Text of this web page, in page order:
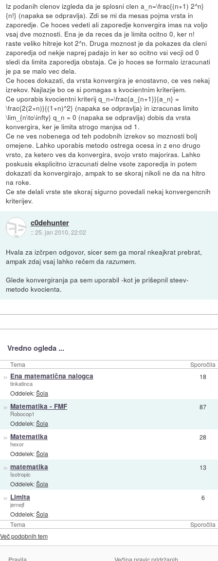
Iz podanih clenov izgleda da je splosni clena_n=\frac{(n+1) 2^n}
{n!} (napaka se odpravlja). Zdi se mi da mesas pojma vrsta in
zaporedje. Ce hoces vedeti ali zaporedje konvergira imas na voljo
vsaj dve moznosti. Ena je da reces da je limita ocitno 0, ker n!
raste veliko hitreje kot 2^n. Druga moznost je da pokazes da cleni
zaporedja od nekje naprej padajo in ker so ocitno vsi vecji od 0
sledi da limita zaporedja obstaja. Ce jo hoces se formalo izracunati
je pa se malo vec dela.
Ce hoces dokazati, da vrsta konvergira je enostavno, ce ves nekaj
izrekov. Najlazje bo ce si pomagas s kvocientnim kriterijem.
Ce uporabis kvocientni kriterijq_n=\frac{a_{n+1}}{a_n} =
\frac{2(2+n)}{(1+n)^2} (napaka se odpravlja) in izracunas limito
\lim_{n\to\infty} q_n = 0 (napaka se odpravlja) dobis da vrsta
konvergira, ker je limita strogo manjsa od 1.
Ce ne ves nobenega od teh podobnih izrekov so moznosti bolj
omejene. Lahko uporabis metodo ostrega ocesa in z eno drugo
vrsto, za ketero ves da konvergira, svojo vrsto majoriras. Lahko
poskusis eksplicitno izracunati delne vsote zaporedja in potem
dokazati da konvergirajo, ampak to se skoraj nikoli ne da na hitro
na roke.
Ce ste delali vrste ste skoraj sigurno povedali nekaj konvergencnih
kriterijev.
c0dehunter
::25. jan 2010, 22:02
Hvala za izčrpen odgovor, sicer sem ga moral nkeajkrat prebrat,
ampak zdaj vsaj lahko rečem darazumem.
Glede konvergiranja pa sem uporabil -kot je prišepnil steev-
metodo kvocienta.
Vredno ogleda ...
Tema Sporočila
Tema Sporočila
» Ena matematična nalogca
tinkatinca
Oddelek:Šola
18
» Matematika - FMF
Robocop1
Oddelek:Šola
87
» Matematika
hexor
Oddelek:Šola
28
» matematika
Isotropic
Oddelek:Šola
13
» Limita
jernejf
Oddelek:Šola
6
Več podobnih tem